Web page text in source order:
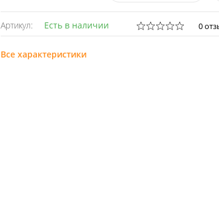
Артикул: Есть в наличии 0
Все характеристики